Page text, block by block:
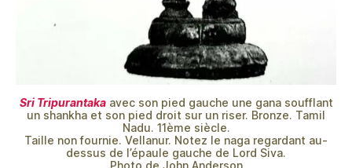
Sri Tripurantakaavec son pied gauche une gana soufflant
un shankha et son pied droit sur un riser. Bronze. Tamil
Nadu. 11ème siècle.
Taille non fournie. Vellanur. Notez le naga regardant au-
dessus de l’épaule gauche de Lord Siva.